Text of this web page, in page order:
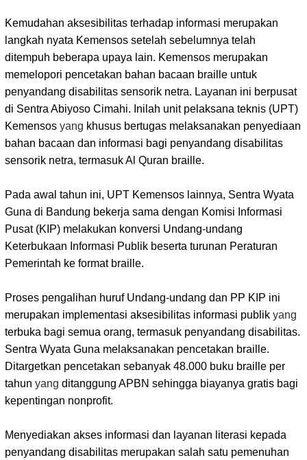
Kemudahan aksesibilitas terhadap informasi merupakan
langkah nyata Kemensos setelah sebelumnya telah
ditempuh beberapa upaya lain. Kemensos merupakan
memelopori pencetakan bahan bacaan braille untuk
penyandang disabilitas sensorik netra. Layanan ini berpusat
di Sentra Abiyoso Cimahi. Inilah unit pelaksana teknis (UPT)
Kemensos yang khusus bertugas melaksanakan penyediaan
bahan bacaan dan informasi bagi penyandang disabilitas
sensorik netra, termasuk Al Quran braille.
Pada awal tahun ini, UPT Kemensos lainnya, Sentra Wyata
Guna di Bandung bekerja sama dengan Komisi Informasi
Pusat (KIP) melakukan konversi Undang-undang
Keterbukaan Informasi Publik beserta turunan Peraturan
Pemerintah ke format braille.
Proses pengalihan huruf Undang-undang dan PP KIP ini
merupakan implementasi aksesibilitas informasi publik yang
terbuka bagi semua orang, termasuk penyandang disabilitas.
Sentra Wyata Guna melaksanakan pencetakan braille.
Ditargetkan pencetakan sebanyak 48.000 buku braille per
tahun yang ditanggung APBN sehingga biayanya gratis bagi
kepentingan nonprofit.
Menyediakan akses informasi dan layanan literasi kepada
penyandang disabilitas merupakan salah satu pemenuhan